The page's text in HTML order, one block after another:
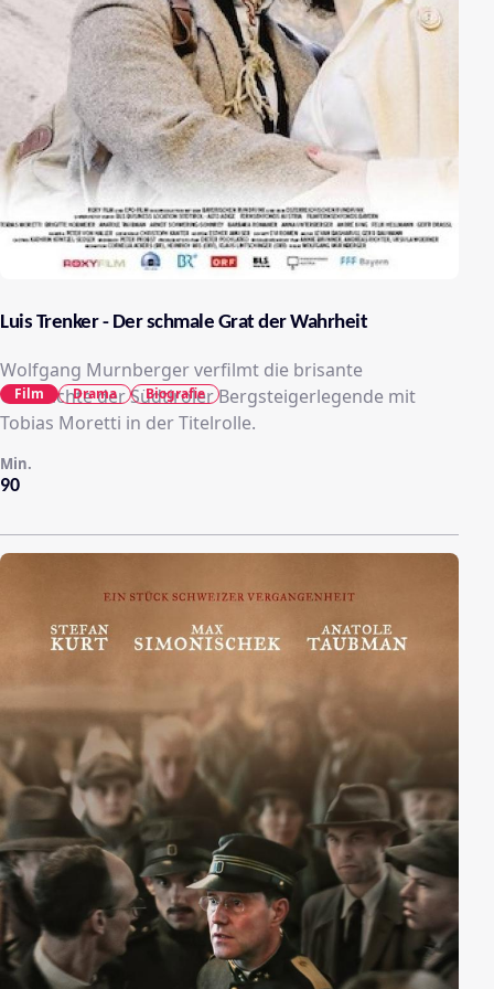
Luis Trenker - Der schmale Grat der Wahrheit
Wolfgang Murnberger verfilmt die brisante
Geschichte der Südtiroler Bergsteigerlegende mit
Tobias Moretti in der Titelrolle.
90
Min.
Film Drama Biografie